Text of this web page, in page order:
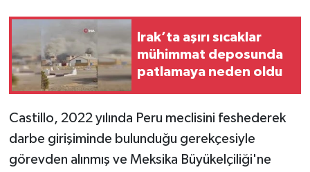
Irak’ta aşırı sıcaklar
mühimmat deposunda
patlamaya neden oldu
Castillo, 2022 yılında Peru meclisini feshederek
darbe girişiminde bulunduğu gerekçesiyle
görevden alınmış ve Meksika Büyükelçiliği'ne